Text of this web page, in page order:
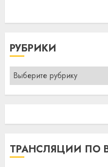
РУБРИКИ
Рубрики
ТРАНСЛЯЦИИ ПО